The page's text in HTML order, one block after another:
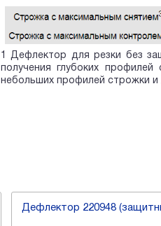
1 Дефлектор для резки без
получения глубоких
небольших профилей строжки и
Дефлектор 220948